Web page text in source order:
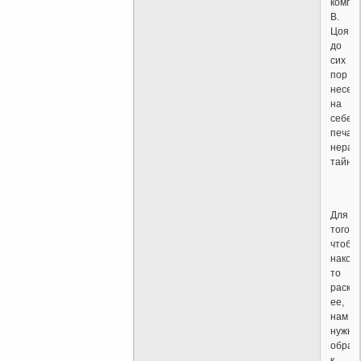
В.
Цоя
до
сих
пор
несет
на
себе
печать
тайны.
Для
того,
чтобы
то
ее,
нам
нужно